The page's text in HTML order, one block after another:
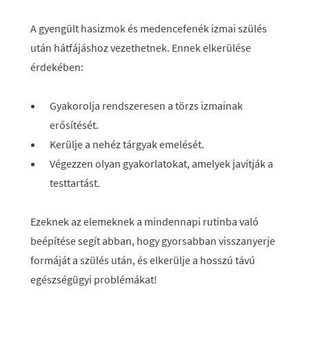
A gyengült hasizmok és medencefenék izmai szülés
után hátfájáshoz vezethetnek. Ennek elkerülése
érdekében:
Gyakorolja rendszeresen a törzs izmainak
erősítését.
Kerülje a nehéz tárgyak emelését.
Végezzen olyan gyakorlatokat, amelyek javítják a
testtartást.
Ezeknek az elemeknek a mindennapi rutinba való
beépítése segít abban, hogy gyorsabban visszanyerje
formáját a szülés után, és elkerülje a hosszú távú
egészségügyi problémákat!